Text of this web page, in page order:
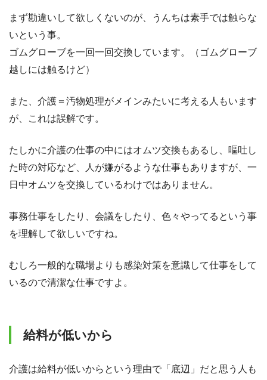
まず勘違いして欲しくないのが、うんちは素手では触らな
いという事。
ゴムグローブを一回一回交換しています。（ゴムグローブ
越しには触るけど）
また、介護＝汚物処理がメインみたいに考える人もいます
が、これは誤解です。
たしかに介護の仕事の中にはオムツ交換もあるし、嘔吐し
た時の対応など、人が嫌がるような仕事もありますが、一
日中オムツを交換しているわけではありません。
事務仕事をしたり、会議をしたり、色々やってるという事
を理解して欲しいですね。
むしろ一般的な職場よりも感染対策を意識して仕事をして
いるので清潔な仕事ですよ。
給料が低いから
介護は給料が低いからという理由で「底辺」だと思う人も